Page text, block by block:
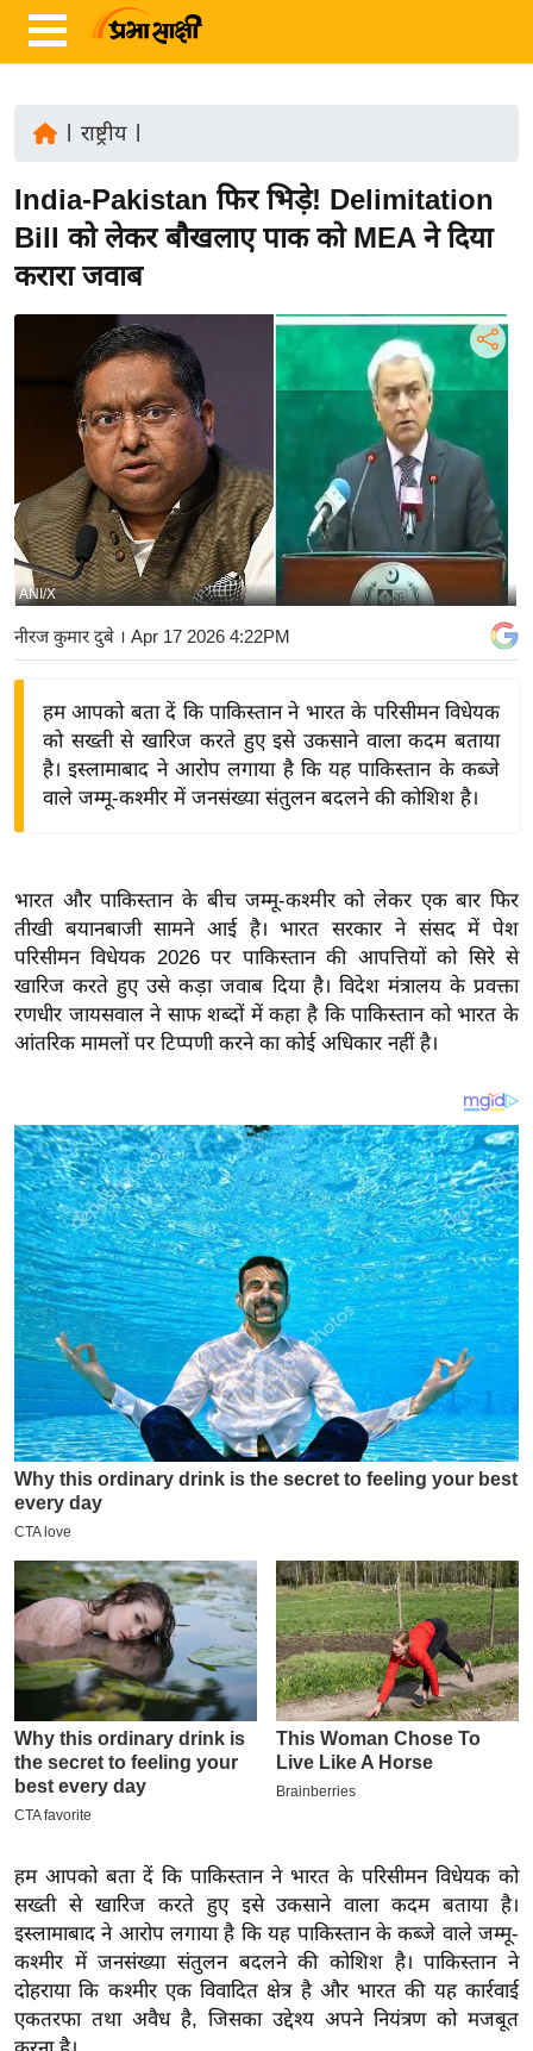
ज़ा
ख
र
र्रा
ष्ट्री
य
बि
ज़
ने
द्यो
वि
शे
ष
ज्ञ
रा
ज
ट
खे
ल
क्रि
के
ट
P
L
2
0
2
6
क्रा
इ
म
ई
-
पे
प
र
सा
ल
बे
मि
सा
राष्ट्रीय|
India-Pakistan फिर भिड़े! Delimitation
Bill को लेकर बौखलाए पाक को MEA ने दिया
करारा जवाब
ANI/X
नीरज कुमार दुबे । Apr 17 2026 4:22PM
हम आपको बता दें कि पाकिस्तान ने भारत के परिसीमन विधेयक
को सख्ती से खारिज करते हुए इसे उकसाने वाला कदम बताया
है। इस्लामाबाद ने आरोप लगाया है कि यह पाकिस्तान के कब्जे
वाले जम्मू-कश्मीर में जनसंख्या संतुलन बदलने की कोशिश है।
भारत और पाकिस्तान के बीच जम्मू-कश्मीर को लेकर एक बार फिर
तीखी बयानबाजी सामने आई है। भारत सरकार ने संसद में पेश
परिसीमन विधेयक 2026 पर पाकिस्तान की आपत्तियों को सिरे से
खारिज करते हुए उसे कड़ा जवाब दिया है। विदेश मंत्रालय के प्रवक्ता
रणधीर जायसवाल ने साफ शब्दों में कहा है कि पाकिस्तान को भारत के
आंतरिक मामलों पर टिप्पणी करने का कोई अधिकार नहीं है।
हम आपको बता दें कि पाकिस्तान ने भारत के परिसीमन विधेयक को
सख्ती से खारिज करते हुए इसे उकसाने वाला कदम बताया है।
इस्लामाबाद ने आरोप लगाया है कि यह पाकिस्तान के कब्जे वाले जम्मू-
कश्मीर में जनसंख्या संतुलन बदलने की कोशिश है। पाकिस्तान ने
दोहराया कि कश्मीर एक विवादित क्षेत्र है और भारत की यह कार्रवाई
एकतरफा तथा अवैध है, जिसका उद्देश्य अपने नियंत्रण को मजबूत